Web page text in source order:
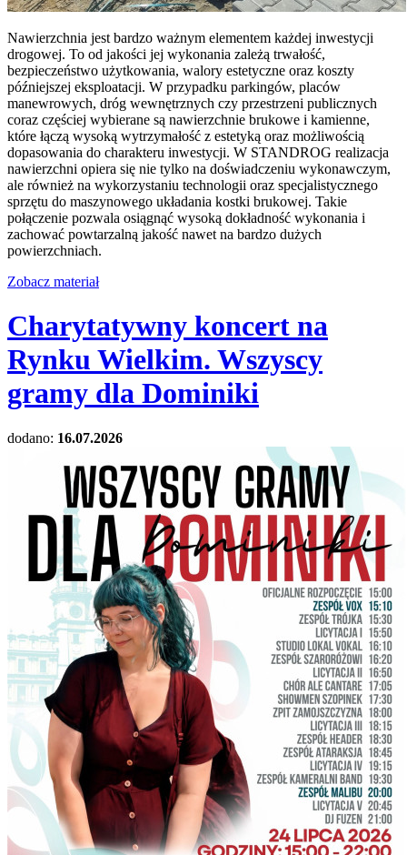
Nawierzchnia jest bardzo ważnym elementem każdej inwestycji
drogowej. To od jakości jej wykonania zależą trwałość,
bezpieczeństwo użytkowania, walory estetyczne oraz koszty
późniejszej eksploatacji. W przypadku parkingów, placów
manewrowych, dróg wewnętrznych czy przestrzeni publicznych
coraz częściej wybierane są nawierzchnie brukowe i kamienne,
które łączą wysoką wytrzymałość z estetyką oraz możliwością
dopasowania do charakteru inwestycji. W STANDROG realizacja
nawierzchni opiera się nie tylko na doświadczeniu wykonawczym,
ale również na wykorzystaniu technologii oraz specjalistycznego
sprzętu do maszynowego układania kostki brukowej. Takie
połączenie pozwala osiągnąć wysoką dokładność wykonania i
zachować powtarzalną jakość nawet na bardzo dużych
powierzchniach.
Zobacz materiał
Charytatywny koncert na
Rynku Wielkim. Wszyscy
gramy dla Dominiki
dodano: 16.07.2026